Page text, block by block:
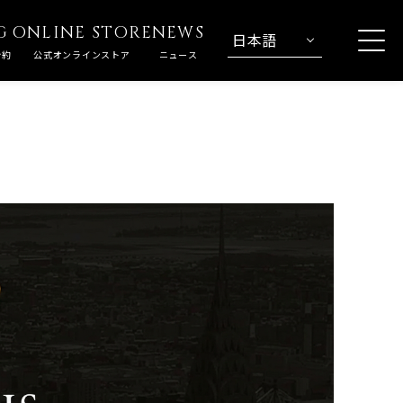
ONLINE STORE
公式オンラインストア
NEWS
ニュース
日本語